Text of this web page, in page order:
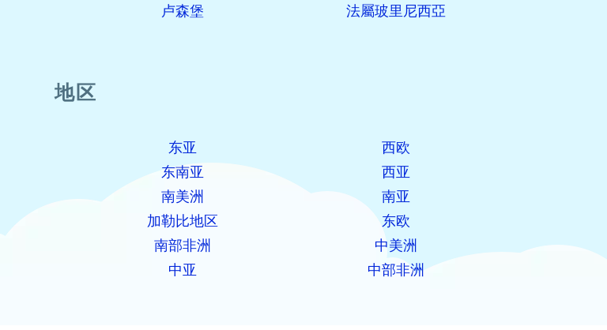
卢森堡 法屬玻里尼西亞
地区
东亚
西欧
东南亚
西亚
南美洲
南亚
加勒比地区
东欧
南部非洲
中美洲
中亚 中部非洲